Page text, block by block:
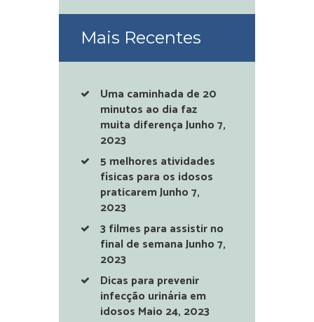
Mais Recentes
Uma caminhada de 20
minutos ao dia faz
muita diferençaJunho 7,
2023
5 melhores atividades
físicas para os idosos
praticaremJunho 7,
2023
3 filmes para assistir no
final de semanaJunho 7,
2023
Dicas para prevenir
infecção urinária em
idosos Maio 24, 2023